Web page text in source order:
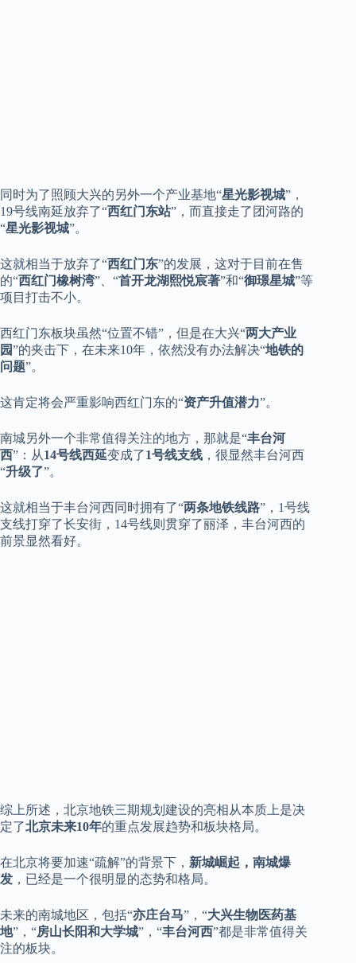
同时为了照顾大兴的另外一个产业基地“星光影视城”，
19号线南延放弃了“西红门东站”，而直接走了团河路的
“星光影视城”。
这就相当于放弃了“西红门东”的发展，这对于目前在售
的“西红门橡树湾”、“首开龙湖熙悦宸著”和“御璟星城”等
项目打击不小。
西红门东板块虽然“位置不错”，但是在大兴“两大产业
园”的夹击下，在未来10年，依然没有办法解决“地铁的
问题”。
这肯定将会严重影响西红门东的“资产升值潜力”。
南城另外一个非常值得关注的地方，那就是“丰台河
西”：从14号线西延变成了1号线支线 ，很显然丰台河西
“升级了”。
这就相当于丰台河西同时拥有了“两条地铁线路”，1号线
支线打穿了长安街，14号线则贯穿了丽泽，丰台河西的
前景显然看好。
综上所述，北京地铁三期规划建设的亮相从本质上是决
定了北京未来10年的重点发展趋势和板块格局。
在北京将要加速“疏解”的背景下， 新城崛起，南城爆
发 ，已经是一个很明显的态势和格局。
未来的南城地区，包括“亦庄台马”，“大兴生物医药基
地”，“房山长阳和大学城”，“丰台河西”都是非常值得关
注的板块。